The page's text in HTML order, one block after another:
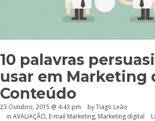
10 palavras
usar em Marketing
Conteúdo
23 Outubro, 2015 @ 4:43 pm
by Tiago Leão
in AVALIAÇÃO, E-mail Marketing, Marketing digital